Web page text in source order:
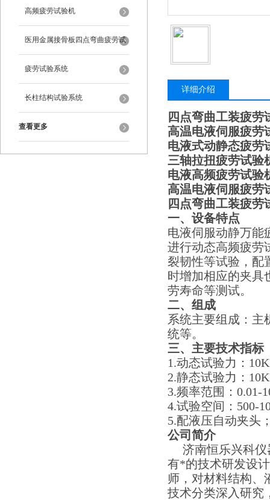
高频疲劳试验机
医用金属接骨板四点弯曲疲劳试
验机
疲劳试验系统
长柱结构试验系统
查看更多
详细介绍
四点弯曲工装疲劳
高温电液伺服疲劳
电液式动静态疲劳
三轴拉扭疲劳试验
电液高频疲劳试验
高温电液伺服疲劳
四点弯曲工装疲劳
一、设备特点
电液伺服动静万能
进行动态高频疲劳
裂韧性等试验，配
时增加相应的夹具
劳寿命等测试。
二、组成
系统主要组成：主
统等。
三、主要技术指标
1.动态试验力：
2.静态试验力：
3.频率范围：0.01-
4.试验空间：500-
5.配液压自动夹头
公司简介
济南恒乐兴科仪
有*的技术研发设
师，对材料结构、
技术分类深入研究